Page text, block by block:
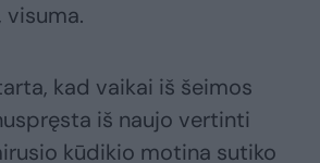
visuma.
kad vaikai iš šeimos
iš naujo vertinti
kūdikio motina sutiko